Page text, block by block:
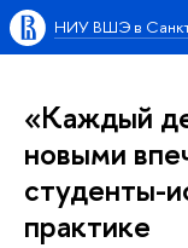
НИУ ВШЭ в
«Каждый
новыми
студенты-
практике